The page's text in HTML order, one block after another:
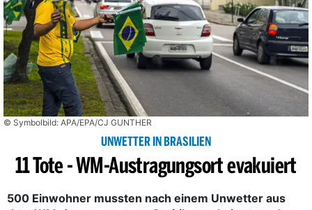
© Symbolbild: APA/EPA/CJ GUNTHER
UNWETTER IN BRASILIEN
11 Tote - WM-Austragungsort evakuiert
500 Einwohner mussten nach einem Unwetter aus